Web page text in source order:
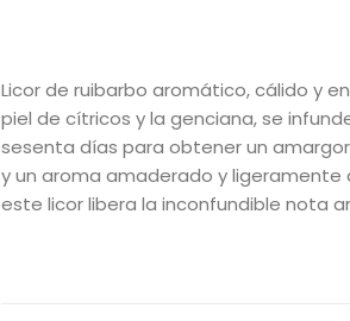
Licor de ruibarbo aromático, cálido y
piel de cítricos y la genciana, se
sesenta días para obtener un
y un aroma amaderado y ligeramente
este licor libera la inconfundible nota